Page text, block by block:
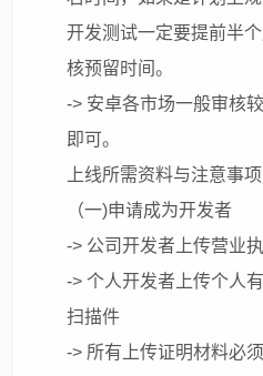
开发测试一定要提前半
核预留时间。
-> 安卓各市场一般审核
即可。
上线所需资料与注意事项
（一)申请成为开发者
-> 公司开发者上传营业
-> 个人开发者上传个人
扫描件
-> 所有上传证明材料必须